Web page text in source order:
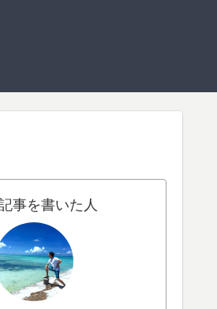
事を書いた人